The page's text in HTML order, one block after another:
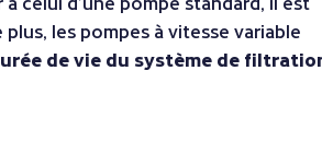
les pompes à vitesse variable
de vie du système de